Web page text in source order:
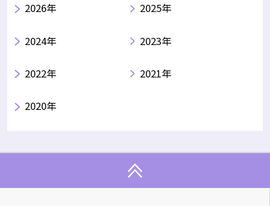
2026年 2025年
2024年 2023年
2022年 2021年
2020年